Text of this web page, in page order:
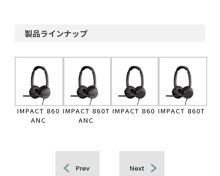
製品ラインナップ
IMPACT 860
ANC
IMPACT 860T
ANC
IMPACT 860 IMPACT 860T
Prev Next